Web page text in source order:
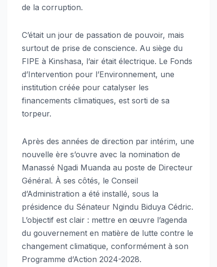
de la corruption.
C’était un jour de passation de pouvoir, mais
surtout de prise de conscience. Au siège du
FIPE à Kinshasa, l’air était électrique. Le Fonds
d’Intervention pour l’Environnement, une
institution créée pour catalyser les
financements climatiques, est sorti de sa
torpeur.
Après des années de direction par intérim, une
nouvelle ère s’ouvre avec la nomination de
Manassé Ngadi Muanda au poste de Directeur
Général. À ses côtés, le Conseil
d’Administration a été installé, sous la
présidence du Sénateur Ngindu Biduya Cédric.
L’objectif est clair : mettre en œuvre l’agenda
du gouvernement en matière de lutte contre le
changement climatique, conformément à son
Programme d’Action 2024-2028.